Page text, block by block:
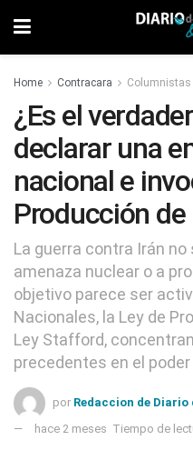
Home Contracara Columnistas
¿Es el
declarar una
nacional e
Producción de
La guerra contra Irán
amenaza nuclear o a
objetivo parece ser
Nacionales, la Ley de
Ley Stafford,
precedentes en el
por Redaccion de
hace 2 meses Tiempo de